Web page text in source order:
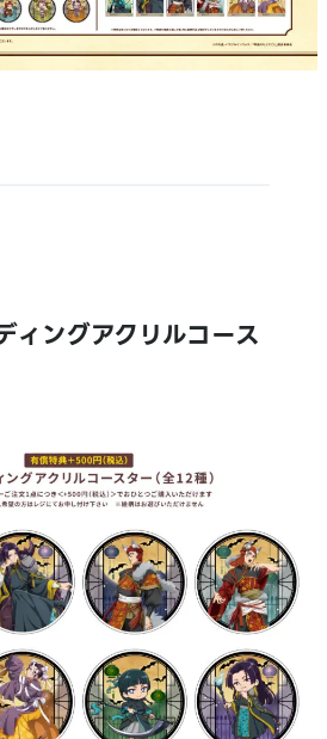
ィングアクリルコース